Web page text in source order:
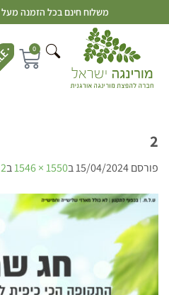
משלוח חינם בכל הזמנה מעל 299 ₪
0
2
פורסם15/04/2024ב1550 × 1546 ב2